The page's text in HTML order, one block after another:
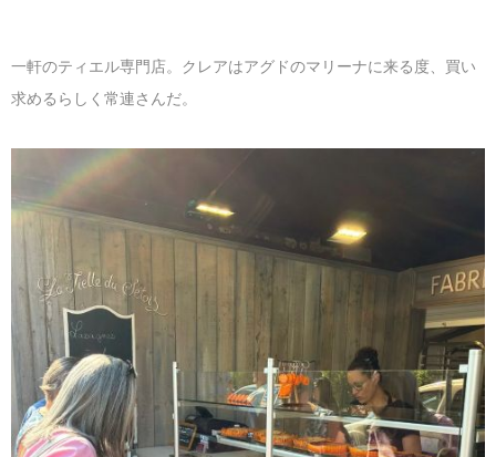
一軒のティエル専門店。クレアはアグドのマリーナに来る度、買い
求めるらしく常連さんだ。